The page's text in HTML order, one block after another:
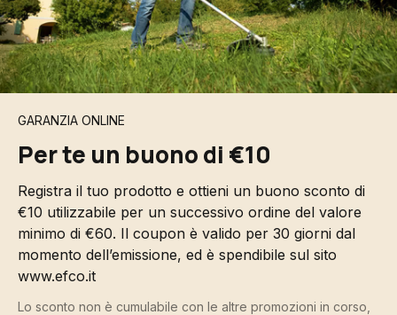
GARANZIA ONLINE
Per te un buono di €10
Registra il tuo prodotto e ottieni un buono sconto di
€10 utilizzabile per un successivo ordine del valore
minimo di €60. Il coupon è valido per 30 giorni dal
momento dell’emissione, ed è spendibile sul sito
www.efco.it
Lo sconto non è cumulabile con le altre promozioni in corso,